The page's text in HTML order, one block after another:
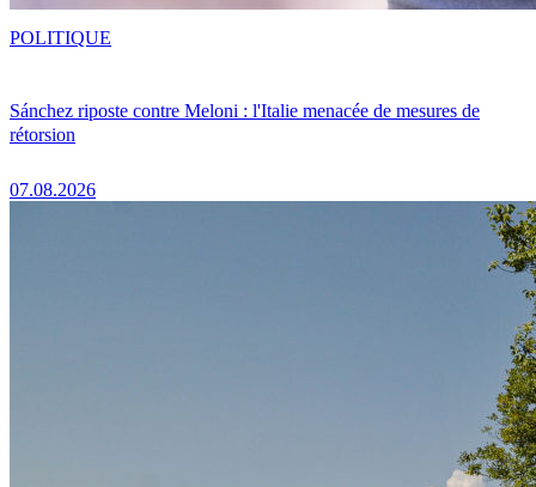
Sánchez riposte contre Meloni : l'Italie menacée de mesures de
rétorsion
07.08.2026
POLITIQUE